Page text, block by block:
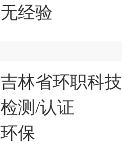
无经验
吉林省环职科
检测/认证
环保